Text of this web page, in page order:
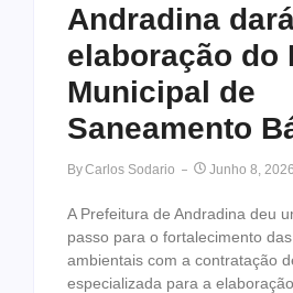
Andradina
elaboração do
Municipal de
Saneamento
ByCarlos Sodario Junho 8, 2026
A Prefeitura de Andradina deu
passo para o fortalecimento
ambientais com a contratação
especializada para a